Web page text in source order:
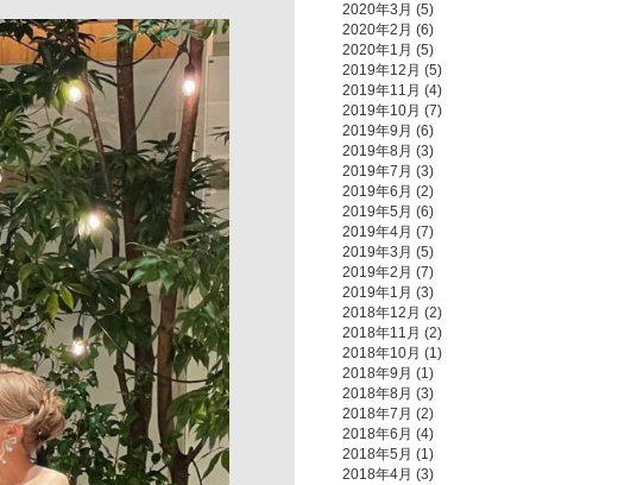
2020年3月 (5)
2020年2月 (6)
2020年1月 (5)
2019年12月 (5)
2019年11月 (4)
2019年10月 (7)
2019年9月 (6)
2019年8月 (3)
2019年7月 (3)
2019年6月 (2)
2019年5月 (6)
2019年4月 (7)
2019年3月 (5)
2019年2月 (7)
2019年1月 (3)
2018年12月 (2)
2018年11月 (2)
2018年10月 (1)
2018年9月 (1)
2018年8月 (3)
2018年7月 (2)
2018年6月 (4)
2018年5月 (1)
2018年4月 (3)